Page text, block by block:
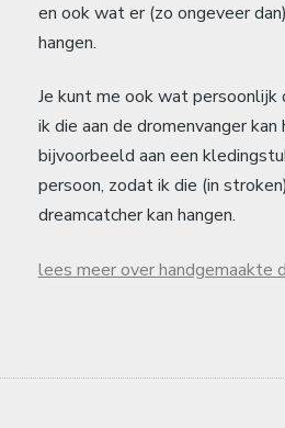
en ook wat er (zo ongeveer
hangen.
Je kunt me ook wat persoonlijk
ik die aan de dromenvanger kan
bijvoorbeeld aan een
persoon, zodat ik die (in
dreamcatcher kan hangen.
lees meer over handgemaakte